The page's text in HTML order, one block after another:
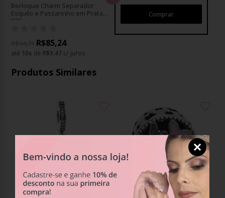
Berloque Charm Separador
Esquilo e Passarinho em Prata
925
R$85,24
até 10x de R$9,47 c/ juros
Produtos Similares